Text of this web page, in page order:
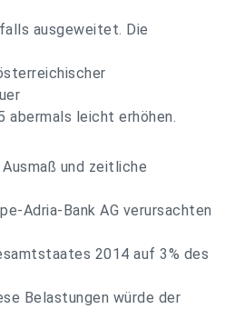
ausgeweitet. Die
abermals leicht erhöhen.
und zeitliche
Adria-Bank AG verursachten
2014 auf 3% des
Belastungen würde der